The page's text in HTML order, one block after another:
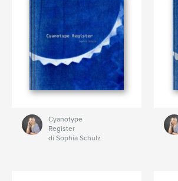
Cyanotype
Register
di Sophia Schulz